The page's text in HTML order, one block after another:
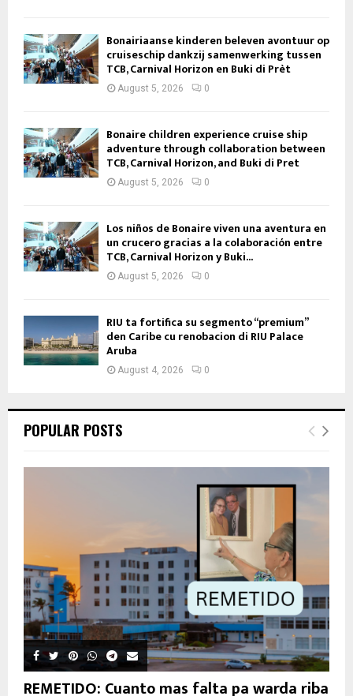
Bonairiaanse kinderen beleven avontuur op
cruiseschip dankzij samenwerking tussen
TCB, Carnival Horizon en Buki di Prèt
August 5, 2026 0
Bonaire children experience cruise ship
adventure through collaboration between
TCB, Carnival Horizon, and Buki di Pret
August 5, 2026 0
Los niños de Bonaire viven una aventura en
un crucero gracias a la colaboración entre
TCB, Carnival Horizon y Buki...
August 5, 2026 0
RIU ta fortifica su segmento “premium”
den Caribe cu renobacion di RIU Palace
Aruba
August 4, 2026 0
POPULAR POSTS
REMETIDO: Cuanto mas falta pa warda riba